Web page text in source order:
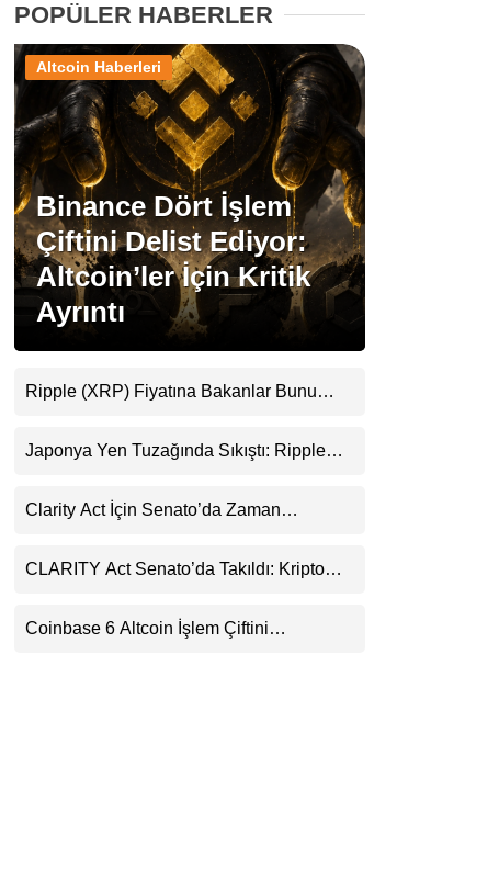
XRP Haberleri
Memecoin Haberleri
Stablecoin Haberleri
Facebook
Instagram
LinkedIn
POPÜLER HABERLER
Binance Dört İşlem
Çiftini Delist Ediyor:
Altcoin’ler İçin Kritik
Ayrıntı
Altcoin Haberleri
Ripple (XRP) Fiyatına Bakanlar Bunu
Uyarı
Japonya Yen Tuzağında Sıkıştı: Ripple
Clarity Act İçin Senato’da Zaman
CLARITY Act Senato’da Takıldı: Kripto
Coinbase 6 Altcoin İşlem Çiftini